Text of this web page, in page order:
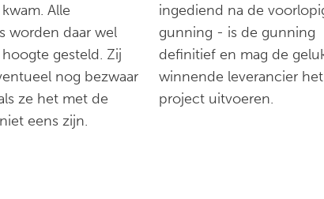
Alle
worden daar wel
gesteld. Zij
nog bezwaar
ze het met de
eens zijn.
ingediend na de
gunning - is de gunning
definitief en mag de
winnende leverancier het
project uitvoeren.